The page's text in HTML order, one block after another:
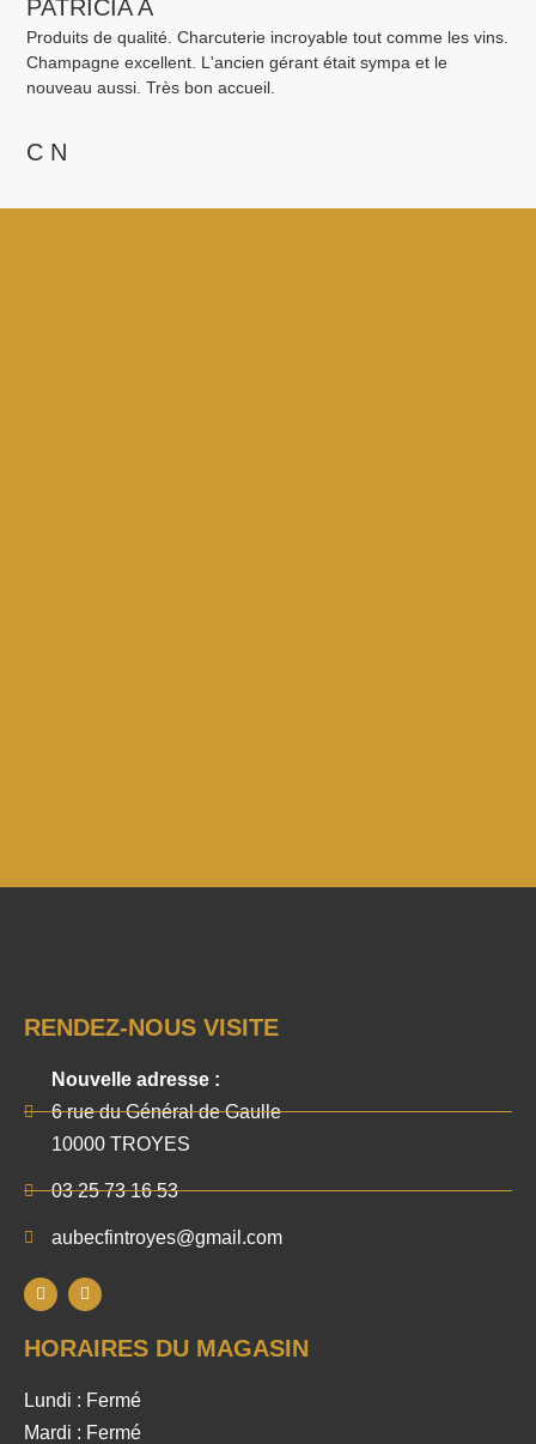
PATRICIA A
Produits de qualité. Charcuterie incroyable tout comme les vins.
Champagne excellent. L'ancien gérant était sympa et le
nouveau aussi. Très bon accueil.
C N
RENDEZ-NOUS VISITE
Nouvelle adresse :
6 rue du Général de Gaulle
10000 TROYES
03 25 73 16 53
aubecfintroyes@gmail.com
HORAIRES DU MAGASIN
Lundi : Fermé
Mardi : Fermé